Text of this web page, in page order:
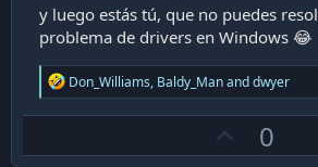
y luego estás tú, que no puedes
problema de drivers en Windows 😂
R
e
a
Don_Williams, Baldy_Mananddwyer
0